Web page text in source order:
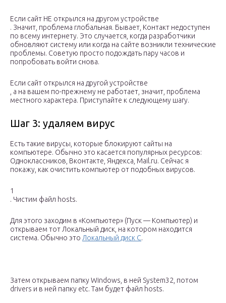
Если сайт НЕ открылся на другом устройстве
. Значит, проблема глобальная. Бывает, Контакт недоступен
по всему интернету. Это случается, когда разработчики
обновляют систему или когда на сайте возникли технические
проблемы. Советую просто подождать пару часов и
попробовать войти снова.
Если сайт открылся на другой устройстве
, а на вашем по-прежнему не работает, значит, проблема
местного характера. Приступайте к следующему шагу.
Шаг 3: удаляем вирус
Есть такие вирусы, которые блокируют сайты на
компьютере. Обычно это касается популярных ресурсов:
Одноклассников, Вконтакте, Яндекса, Mail.ru. Сейчас я
покажу, как очистить компьютер от подобных вирусов.
1
. Чистим файл hosts.
Для этого заходим в «Компьютер» (Пуск — Компьютер) и
открываем тот Локальный диск, на котором находится
система. Обычно это Локальный диск C.
Затем открываем папку Windows, в ней System32, потом
drivers и в ней папку etc. Там будет файл hosts.